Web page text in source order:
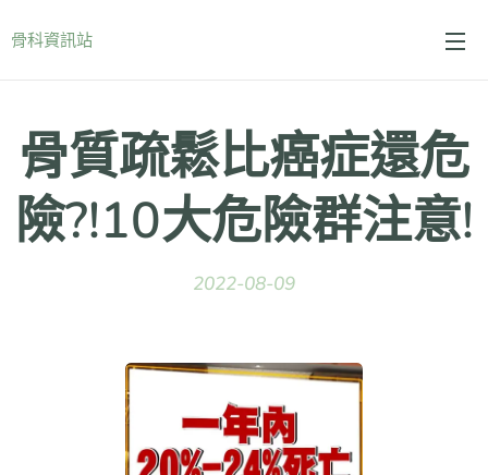
骨科資訊站
骨質疏鬆比癌症還危
險?!10大危險群注意!
2022-08-09